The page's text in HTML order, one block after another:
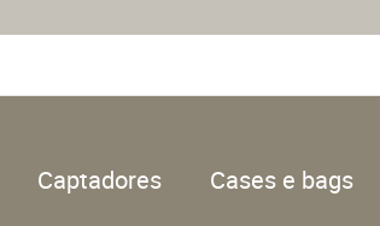
Captadores Cases e bags